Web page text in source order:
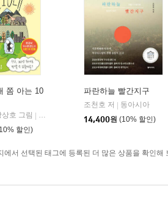
쫌 아는 10
호 그림
풀빛
할인)
파란하늘 빨간지구
조천호 저
동아시아
14,400원 (10% 할인)
에서 선택된 태그에 등록된 더 많은 상품을 확인해